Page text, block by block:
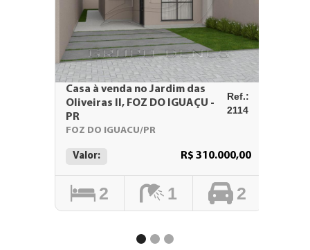
Casa à venda no Jardim das
Oliveiras II, FOZ DO IGUAÇU -
PR
Ref.:
2114
FOZ DO IGUACU/PR
Valor: R$ 310.000,00
2 1 2